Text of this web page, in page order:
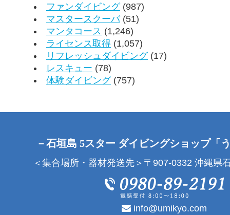
ファンダイビング(987)
マスタースクーバ(51)
マンタコース (1,246)
ライセンス取得 (1,057)
リフレッシュダイビング(17)
レスキュー (78)
体験ダイビング(757)
－石垣島 5スター ダイビングショップ「
＜集合場所・器材発送先＞〒907-0332 沖縄県
info@umikyo.com